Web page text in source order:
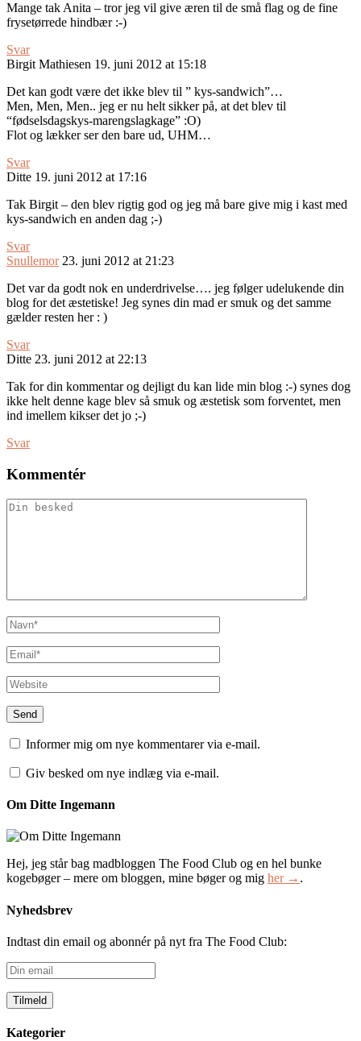
Mange tak Anita – tror jeg vil give æren til de små flag og de fine
frysetørrede hindbær :-)
Svar
Birgit Mathiesen 19. juni 2012 at 15:18
Det kan godt være det ikke blev til ” kys-sandwich”…
Men, Men, Men.. jeg er nu helt sikker på, at det blev til
“fødselsdagskys-marengslagkage” :O)
Flot og lækker ser den bare ud, UHM…
Svar
Ditte 19. juni 2012 at 17:16
Tak Birgit – den blev rigtig god og jeg må bare give mig i kast med
kys-sandwich en anden dag ;-)
Svar
Snullemor 23. juni 2012 at 21:23
Det var da godt nok en underdrivelse…. jeg følger udelukende din
blog for det æstetiske! Jeg synes din mad er smuk og det samme
gælder resten her : )
Svar
Ditte 23. juni 2012 at 22:13
Tak for din kommentar og dejligt du kan lide min blog :-) synes dog
ikke helt denne kage blev så smuk og æstetisk som forventet, men
ind imellem kikser det jo ;-)
Svar
Kommentér
Informer mig om nye kommentarer via e-mail.
Giv besked om nye indlæg via e-mail.
Om Ditte Ingemann
Hej, jeg står bag madbloggen The Food Club og en hel bunke
kogebøger – mere om bloggen, mine bøger og mig her → .
Nyhedsbrev
Indtast din email og abonnér på nyt fra The Food Club:
Din
email
Kategorier